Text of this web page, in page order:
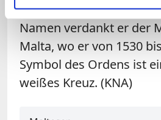
christlicher Pilger
Namen verdankt er der
Malta, wo er von 1530
Symbol des Ordens ist
weißes Kreuz. (KNA)